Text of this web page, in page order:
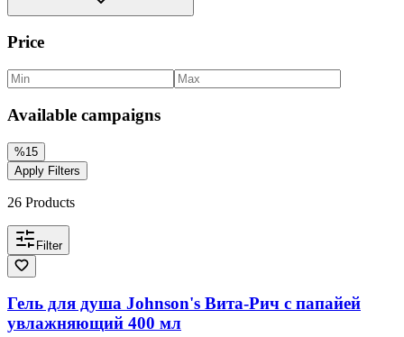
Price
Available campaigns
%15
Apply Filters
26 Products
Filter
Гель для душа Johnson's Вита-Рич с папайей
увлажняющий 400 мл